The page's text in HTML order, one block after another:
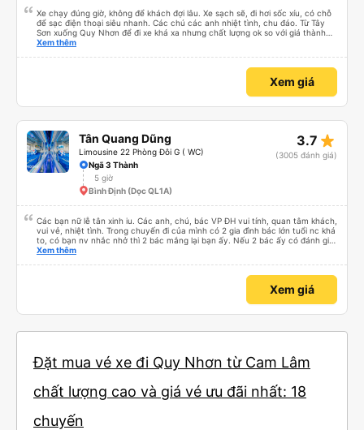
Xe chạy đúng giờ, không để khách đợi lâu. Xe sạch sẽ, đi hơi sốc xíu, có chỗ
để sạc điện thoại siêu nhanh. Các chú các anh nhiệt tình, chu đáo. Từ Tây
Sơn xuống Quy Nhơn để đi xe khá xa nhưng chất lượng ok so với giá thành
chung.
Xem thêm
Xem giá
Tân Quang Dũng
Limousine 22 Phòng Đôi G ( WC)
3.7 star_rate
(3005 đánh giá)
Ngã 3 Thành
5 giờ
Bình Định (Dọc QL1A)
Các bạn nữ lễ tân xinh iu. Các anh, chú, bác VP ĐH vui tính, quan tâm khách,
vui vẻ, nhiệt tình. Trong chuyến đi của mình có 2 gia đình bác lớn tuổi nc khá
to, có bạn nv nhắc nhở thì 2 bác mắng lại bạn ấy. Nếu 2 bác ấy có đánh giá
xấu thì mình ngược lại nha. Bạn ấy nhắc nhở rất đúng. 2 bác nói rất to. To
bạn ấy nha. Nếu bạn ấy bị trừ thì bảo bạn ấy liên hệ sđt của mình, mình hỗ
trợ ạ. Số mình đuôi 666, chuyến ĐH-NT ngày 16/1. À các bạn nữ lễ tân xinh
iu còn đổi cho mình phòng đơn sang đôi xong còn note là (một mình) yêu
Xem thêm
Xem giá
Đặt mua vé xe đi Quy Nhơn từ Cam Lâm
chất lượng cao và giá vé ưu đãi nhất: 18
chuyến